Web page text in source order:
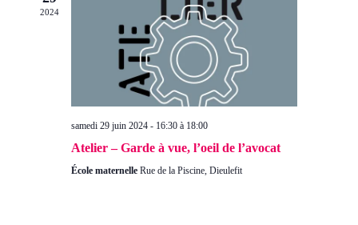
2024
samedi 29 juin 2024 - 16:30à 18:00
Atelier – Garde à vue, l’oeil de l’avocat
École maternelle Rue de la Piscine, Dieulefit